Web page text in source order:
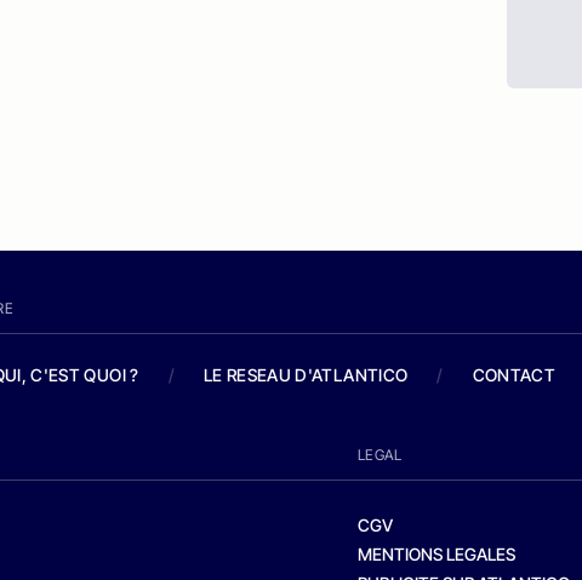
C'EST QUOI ? / LE RESEAU D'ATLANTICO / CONTACT
LEGAL
CGV
MENTIONS LEGALES